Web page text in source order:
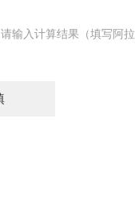
请输入计算结果（填写阿